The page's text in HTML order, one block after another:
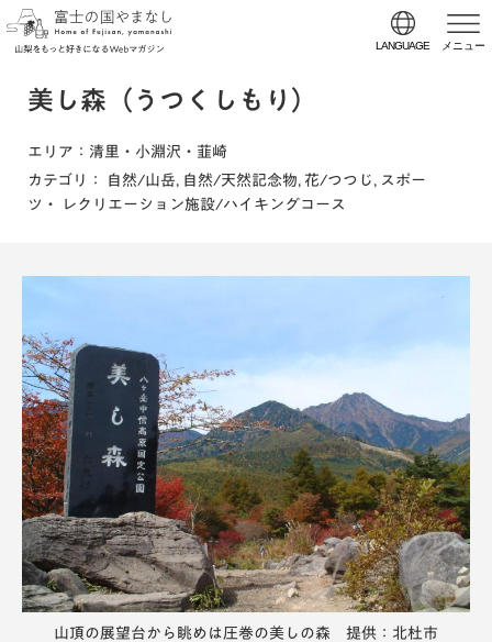
LANGUAGE メニュー
美し森（うつくしもり）
エリア ：清里・小淵沢・韮崎
カテゴリ
： 自然/山岳, 自然/天然記念物, 花/つつじ , スポー
ツ・ レクリエーション施設/ハイキングコース
山頂の展望台から眺めは圧巻の美しの森 提供：北杜市